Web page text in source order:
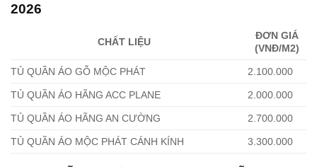
2026
CHẤT LIỆU
ĐƠN GIÁ
(VNĐ/M2)
TỦ QUẦN ÁO GỖ MỘC PHÁT 2.100.000
TỦ QUẦN ÁO HÃNG ACC PLANE 2.000.000
TỦ QUẦN ÁO HÃNG AN CƯỜNG 2.700.000
TỦ QUẦN ÁO MỘC PHÁT CÁNH KÍNH 3.300.000